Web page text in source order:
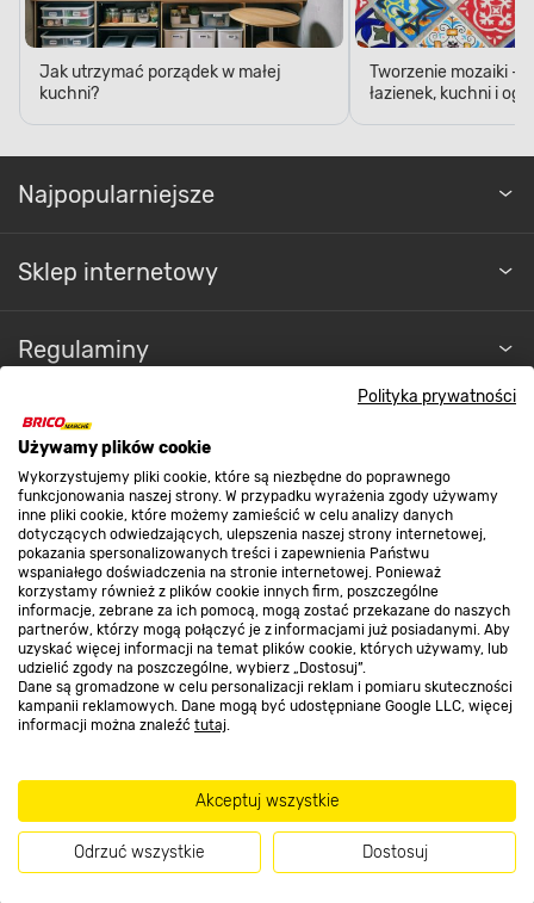
Polityka prywatności
Używamy plików cookie
Wykorzystujemy pliki cookie, które są niezbędne do poprawnego
funkcjonowania naszej strony. W przypadku wyrażenia zgody używamy
inne pliki cookie, które możemy zamieścić w celu analizy danych
dotyczących odwiedzających, ulepszenia naszej strony internetowej,
pokazania spersonalizowanych treści i zapewnienia Państwu
wspaniałego doświadczenia na stronie internetowej. Ponieważ
korzystamy również z plików cookie innych firm, poszczególne
informacje, zebrane za ich pomocą, mogą zostać przekazane do naszych
partnerów, którzy mogą połączyć je z informacjami już posiadanymi. Aby
uzyskać więcej informacji na temat plików cookie, których używamy, lub
udzielić zgody na poszczególne, wybierz „Dostosuj”.
Dane są gromadzone w celu personalizacji reklam i pomiaru skuteczności
kampanii reklamowych. Dane mogą być udostępniane Google LLC, więcej
informacji można znaleźć tutaj.
Akceptuj wszystkie
Odrzuć wszystkie Dostosuj
Jak utrzymać porządek w małej
kuchni?
Tworzenie mozaiki -
łazienek, kuchni i
Najpopularniejsze
Sklep internetowy
Regulaminy
Promocje
Nasze sklepy
O nas
Kontakt do sklepu
Strefa biznesu
Dołącz do nas